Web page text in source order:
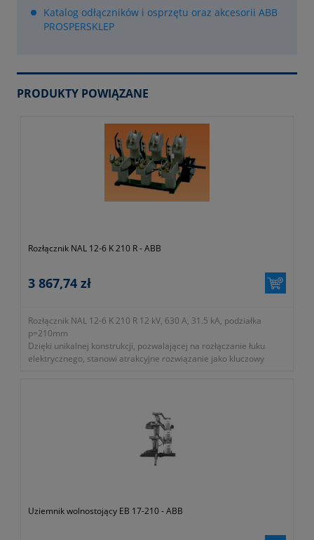
Katalog odłączników i osprzętu oraz akcesorii ABB
PROSPERSKLEP
PRODUKTY POWIĄZANE
Rozłącznik NAL 12-6 K 210 R - ABB
3 867,74 zł
Rozłącznik NAL 12-6 K 210 R 12 kV, 630 A, 31.5 kA, podziałka
p=210mm
Dzięki unikalnej konstrukcji, pozwalającej na rozłączanie łuku
elektrycznego, stanowi atrakcyjne rozwiązanie jako kluczowy
- wyposażenie rozłącznika mechanizm typu K, blokada
mechaniczna rozłącznik-uziemnik
- aktualny numer katalogowy 1YMX000121M3100
- poprzedni numer katalogowy 1YMX054911M0001
Uziemnik wolnostojący EB 17-210 - ABB